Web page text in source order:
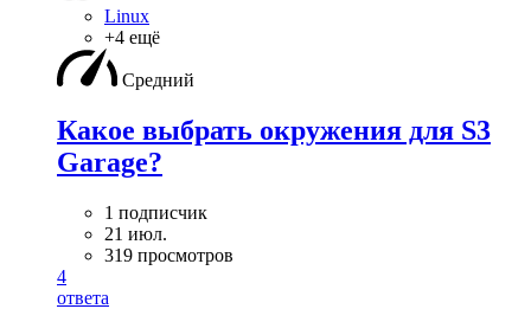
Linux
+4 ещё
Средний
Какое выбрать окружения для S3
Garage?
1 подписчик
21 июл.
319 просмотров
4
ответа